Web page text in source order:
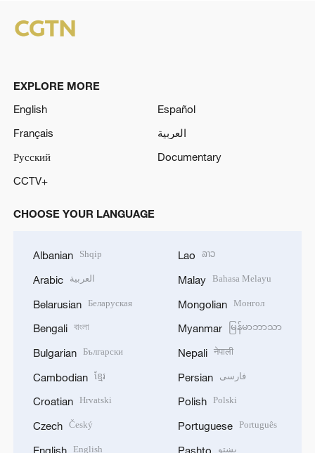
EXPLORE MORE
English
Español
Français
العربية
Русский
Documentary
CCTV+
CHOOSE YOUR LANGUAGE
Albanian Shqip
Arabic العربية
Belarusian Беларуская
Bengali বাংলা
Bulgarian Български
Cambodian ខ្មែរ
Croatian Hrvatski
Czech Český
English English
Lao ລາວ
Malay Bahasa Melayu
Mongolian Монгол
Myanmar မြန်မာဘာသာ
Nepali नेपाली
Persian فارسی
Polish Polski
Portuguese Português
Pashto پښتو